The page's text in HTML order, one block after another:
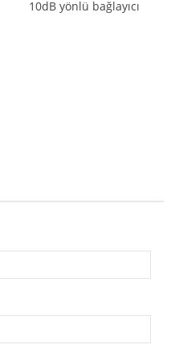
10dB yönlü bağlayıcı